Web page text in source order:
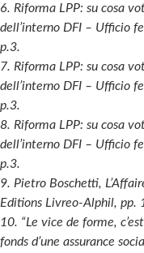
6. Riforma LPP: su cosa
dell’interno DFI – Ufficio
p.3.
7. Riforma LPP: su cosa
dell’interno DFI – Ufficio
p.3.
8. Riforma LPP: su cosa
dell’interno DFI – Ufficio
p.3.
9. Pietro Boschetti,
Editions Livreo-Alphil, pp.
10. “Le vice de forme,
fonds d’une assurance